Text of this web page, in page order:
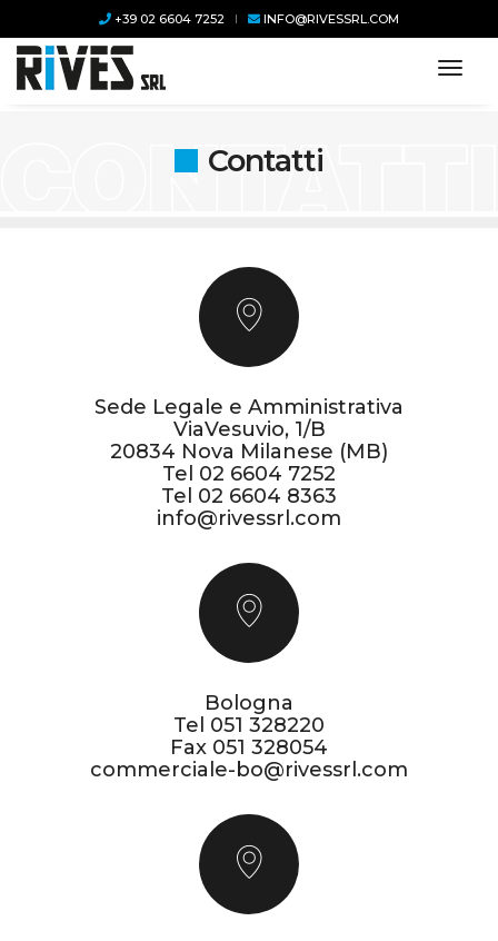
+39 02 6604 7252 INFO@RIVESSRL.COM
Contatti
Sede Legale e Amministrativa
ViaVesuvio, 1/B
20834 Nova Milanese (MB)
Tel 02 6604 7252
Tel 02 6604 8363
info@rivessrl.com
Bologna
Tel 051 328220
Fax 051 328054
commerciale-bo@rivessrl.com